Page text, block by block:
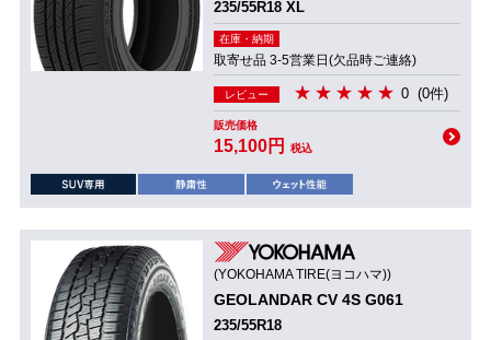
235/55R18 XL
在庫・納期
取寄せ品 3-5営業日(欠品時ご連絡)
レビュー 0 (0件)
販売価格
15,100円 税込
(YOKOHAMA TIRE(ヨコハマ))
GEOLANDAR CV 4S G061
235/55R18